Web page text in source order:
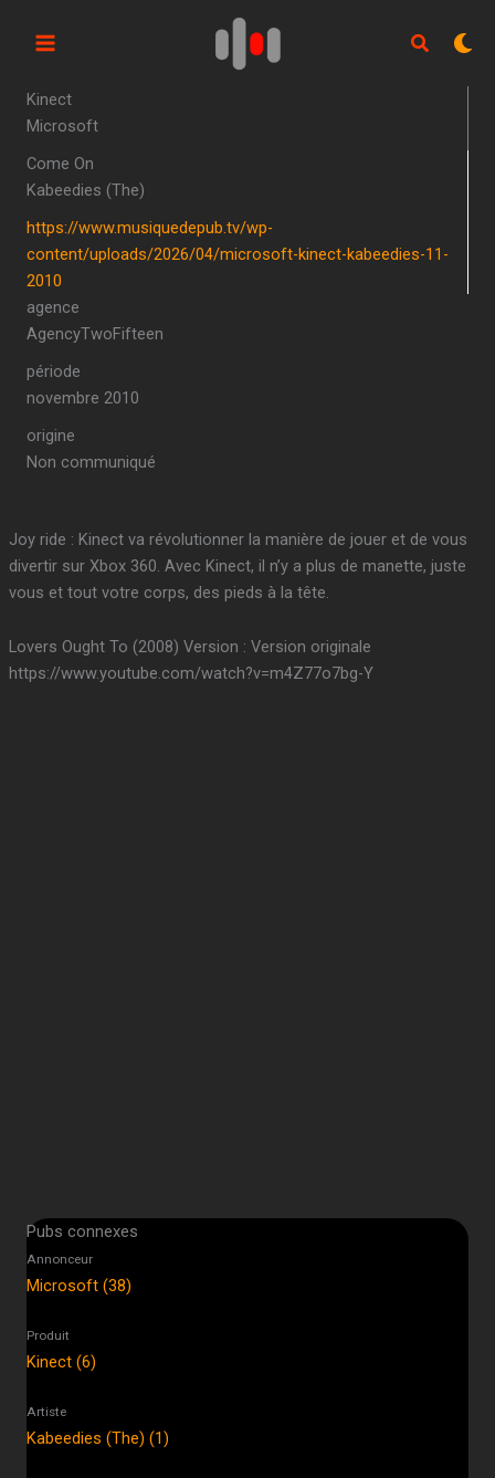
Kinect
Microsoft
Come On
Kabeedies (The)
https://www.musiquedepub.tv/wp-
content/uploads/2026/04/microsoft-kinect-kabeedies-11-
2010
agence
AgencyTwoFifteen
période
novembre 2010
origine
Non communiqué
Joy ride : Kinect va révolutionner la manière de jouer et de vous
divertir sur Xbox 360. Avec Kinect, il n’y a plus de manette, juste
vous et tout votre corps, des pieds à la tête.
Lovers Ought To (2008) Version : Version originale
https://www.youtube.com/watch?v=m4Z77o7bg-Y
Pubs connexes
Annonceur
Microsoft (38)
Produit
Kinect (6)
Artiste
Kabeedies (The) (1)